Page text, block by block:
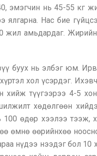
эмэгчин нь 45-55 кг
ялгарна. Нас бие
жил амьдардаг.
буух нь элбэг юм.
хол үсэрдэг.
түүгээрээ 4-5
хөдөлгөөн
өдөр хээлээ тээж,
өмнө өөрийнхөө
нүдээ нээдэг бол